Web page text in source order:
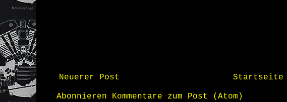
Neuerer Post Startseite
Abonnieren Kommentare zum Post (Atom)